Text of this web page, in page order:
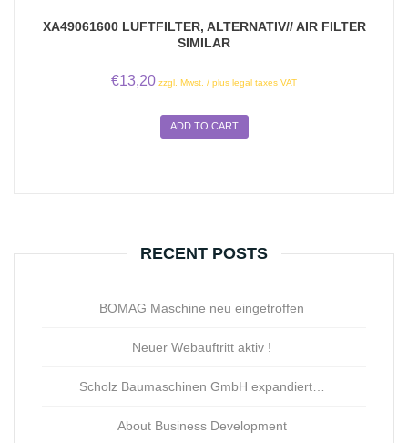
XA49061600 LUFTFILTER, ALTERNATIV// AIR FILTER
SIMILAR
€13,20 zzgl. Mwst. / plus legal taxes VAT
ADD TO CART
RECENT POSTS
BOMAG Maschine neu eingetroffen
Neuer Webauftritt aktiv !
Scholz Baumaschinen GmbH expandiert…
About Business Development